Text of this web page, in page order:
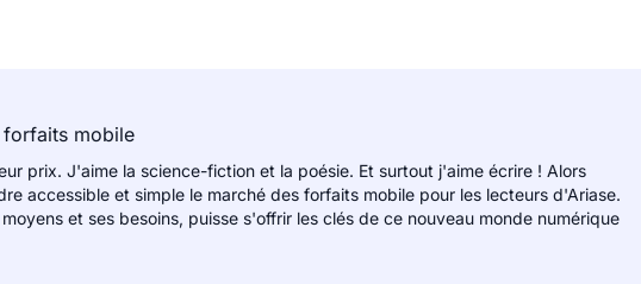
forfaits mobile
prix. J'aime la science-fiction et la poésie. Et surtout j'aime écrire ! Alors
accessible et simple le marché des forfaits mobile pour les lecteurs d'Ariase.
et ses besoins, puisse s'offrir les clés de ce nouveau monde numérique